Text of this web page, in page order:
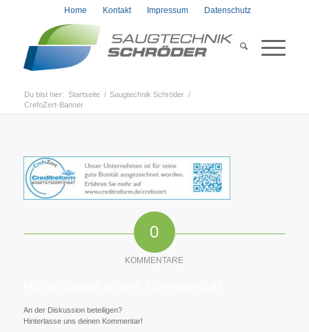
Home Kontakt Impressum Datenschutz
Du bist hier: Startseite / Saugtechnik Schröder /
CrefoZert-Banner
0
KOMMENTARE
An der Diskussion beteiligen?
Hinterlasse uns deinen Kommentar!